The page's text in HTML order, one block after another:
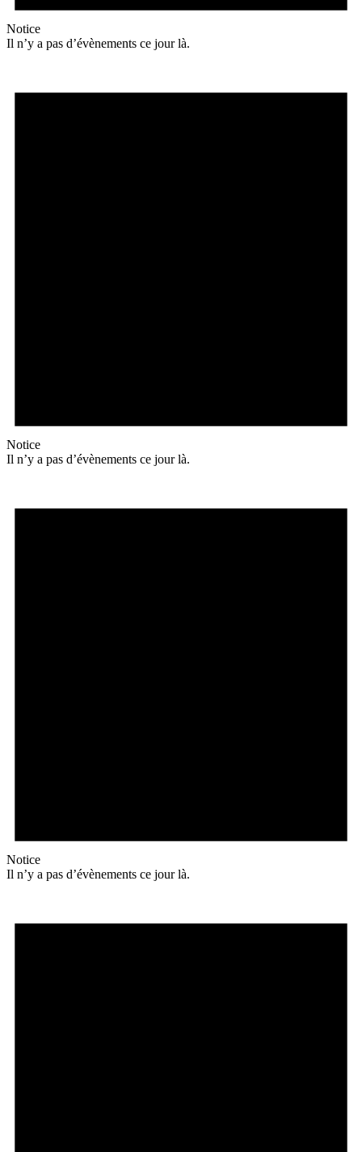
Notice
Il n’y a pas d’évènements ce jour là.
Notice
Il n’y a pas d’évènements ce jour là.
Notice
Il n’y a pas d’évènements ce jour là.